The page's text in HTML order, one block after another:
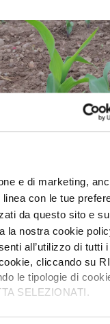
e di marketing,
con le tue
da questo sito e
la nostra cookie
all’utilizzo di tutti
cliccando su
le tipologie di
SELEZIONATI.
è necessario
con Eurochem